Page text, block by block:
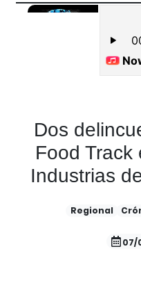
Dos
Food Track
Industrias
Regional
07/